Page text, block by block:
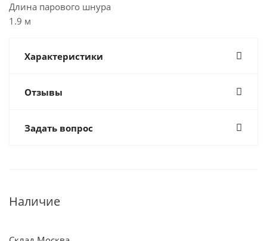
Длина парового шнура
1.9 м
Характеристики
Отзывы
Задать вопрос
Наличие